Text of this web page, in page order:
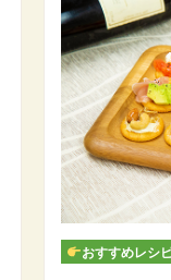
おすすめレシ